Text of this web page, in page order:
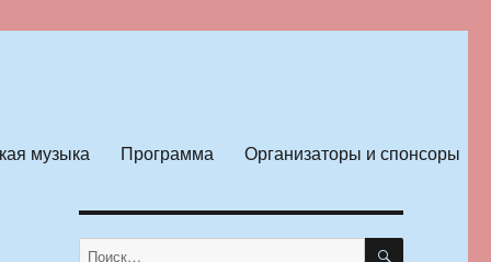
музыка Программа Организаторы и спонсоры
Искать: ПОИСК